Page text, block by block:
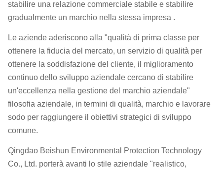
stabilire una relazione commerciale stabile e stabilire
gradualmente un marchio nella stessa impresa .
Le aziende aderiscono alla "qualità di prima classe per
ottenere la fiducia del mercato, un servizio di qualità per
ottenere la soddisfazione del cliente, il miglioramento
continuo dello sviluppo aziendale cercano di stabilire
un'eccellenza nella gestione del marchio aziendale"
filosofia aziendale, in termini di qualità, marchio e lavorare
sodo per raggiungere il obiettivi strategici di sviluppo
comune.
Qingdao Beishun Environmental Protection Technology
Co., Ltd. porterà avanti lo stile aziendale "realistico,